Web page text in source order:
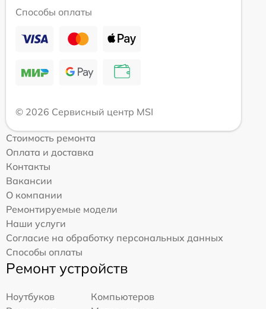
Способы оплаты
© 2026 Сервисный центр MSI
Стоимость ремонта
Оплата и доставка
Контакты
Вакансии
О компании
Ремонтируемые модели
Наши услуги
Согласие на обработку персональных данных
Способы оплаты
Ремонт устройств
Ноутбуков
Компьютеров